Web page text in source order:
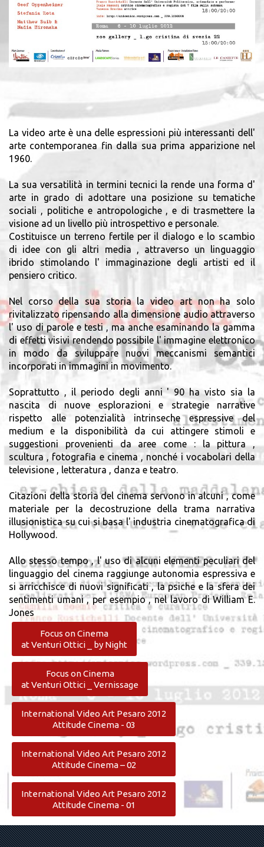
La video arte è una delle espressioni più interessanti dell'
arte contemporanea fin dalla sua prima apparizione nel
1960.
La sua versatilità in termini tecnici la rende una forma d'
arte in grado di adottare una posizione su tematiche
sociali , politiche e antropologiche , e di trasmettere la
visione ad un livello più introspettivo e personale.
Costituisce un terreno fertile per il dialogo e lo scambio
di idee con gli altri media , attraverso un linguaggio
ibrido stimolando l' immaginazione degli artisti ed il
pensiero critico.
Nel corso della sua storia la video art non ha solo
rivitalizzato ripensando alla dimensione audio attraverso
l' uso di parole e testi , ma anche esaminando la gamma
di effetti visivi rendendo possibile l' immagine elettronico
in modo da sviluppare nuovi meccanismi semantici
incorporati in immagini in movimento.
Soprattutto , il periodo degli anni ' 90 ha visto sia la
nascita di nuove esplorazioni e strategie narrative
rispetto alle potenzialità intrinseche espressive del
medium e la disponibilità da cui attingere stimoli e
suggestioni provenienti da aree come : la pittura ,
scultura , fotografia e cinema , nonché i vocabolari della
televisione , letteratura , danza e teatro.
Citazioni della storia del cinema servono in alcuni , come
materiale per la decostruzione della trama narrativa
illusionistica su cui si basa l' industria cinematografica di
Hollywood.
Allo stesso tempo , l' uso di alcuni elementi peculiari del
linguaggio del cinema raggiunge autonomia espressiva e
si arricchisce di nuovi significati , la psiche e la sfera dei
sentimenti umani , per esempio , nel lavoro di William E.
Jones
Focus on Cinema
at Venturi Ottici _ by Night
Focus on Cinema
at Venturi Ottici _ Vernissage
International Video Art Pesaro 2012
Attitude Cinema - 03
International Video Art Pesaro 2012
Attitude Cinema – 02
International Video Art Pesaro 2012
Attitude Cinema - 01